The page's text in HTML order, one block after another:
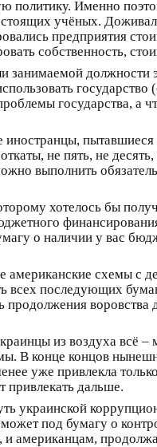
политику. Именно
учёных.
предприятия
собственность,
должности
государство
государства, а
пытавшиеся
не пять, не
выполнить
хотелось бы
о наличии у вас
схемы с
всех последующих
воровства
из воздуха
В конце концов
уже привлекла
привлекать дальше.
украинской
под бумагу о
американцам,